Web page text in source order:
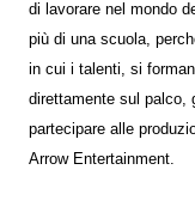
di lavorare nel mondo
più di una scuola,
in cui i talenti, si
direttamente sul palco,
partecipare alle
Arrow Entertainment.